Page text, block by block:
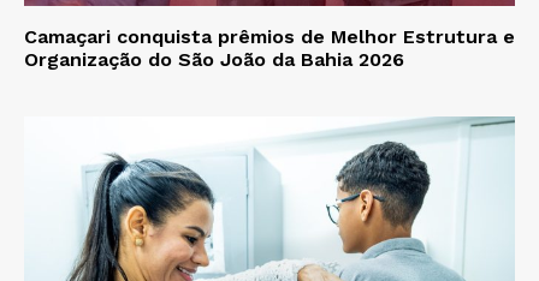
Camaçari conquista prêmios de Melhor Estrutura e
Organização do São João da Bahia 2026